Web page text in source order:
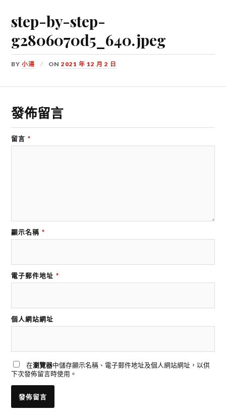
step-by-step-
g2806070d5_640.jpeg
BY小湯 ON2021 年 12 月 2 日
發佈留言
留言 *
顯示名稱 *
電子郵件地址 *
個人網站網址
在瀏覽器中儲存顯示名稱、電子郵件地址及個人網站網址，以供
下次發佈留言時使用。